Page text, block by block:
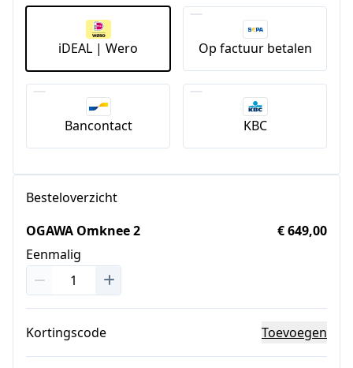
iDEAL | Wero Op factuur betalen
Bancontact KBC
Besteloverzicht
OGAWA Omknee 2
Eenmalig
€ 649,00
Kortingscode Toevoegen